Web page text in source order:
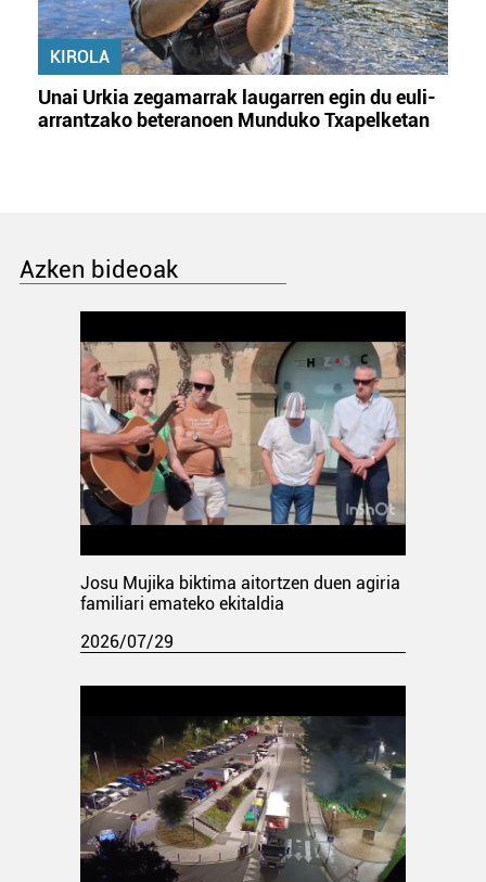
KIROLA
Unai Urkia zegamarrak laugarren egin du euli-
arrantzako beteranoen Munduko Txapelketan
Azken bideoak
Josu Mujika biktima aitortzen duen agiria
familiari emateko ekitaldia
2026/07/29